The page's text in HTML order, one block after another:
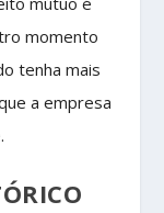
momento
tenha mais
a empresa